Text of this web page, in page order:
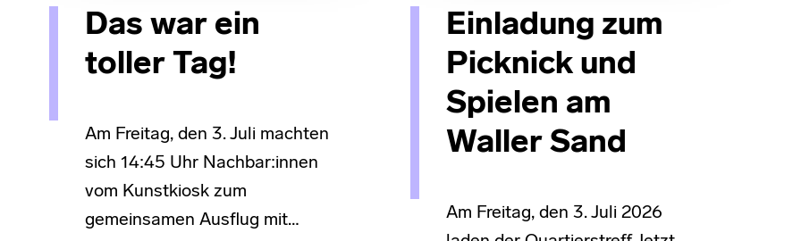
Das war ein
toller Tag!
Am Freitag, den 3. Juli machten
sich 14:45 Uhr Nachbar:innen
vom Kunstkiosk zum
gemeinsamen Ausflug mit…
Einladung zum
Picknick und
Spielen am
Waller Sand
Am Freitag, den 3. Juli 2026